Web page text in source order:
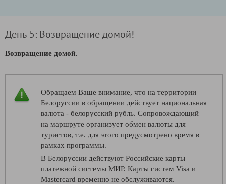
День 5: Возвращение домой!
Возвращение домой.
Обращаем Ваше внимание, что на территории
Белоруссии в обращении действует национальная
валюта - белорусский рубль. Сопровождающий
на маршруте организует обмен валюты для
туристов, т.е. для этого предусмотрено время в
рамках программы.
В Белоруссии действуют Российские карты
платежной системы МИР. Карты систем Visa и
Mastercard временно не обслуживаются.